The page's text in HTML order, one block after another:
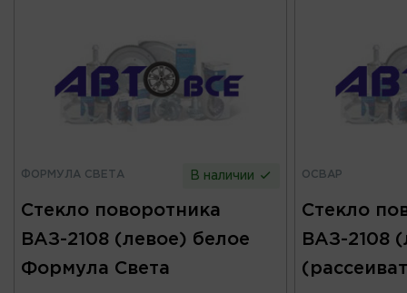
ФОРМУЛА СВЕТА В наличии
Стекло поворотника
ВАЗ-2108 (левое) белое
Формула Света
ОСВАР
Стекло
ВАЗ-2108